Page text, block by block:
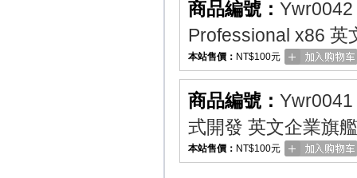
商品編號： Ywr0042
Professional x86 英
本站售價： NT$100元
商品編號： Ywr0041
式開發 英文企業旗
本站售價： NT$100元